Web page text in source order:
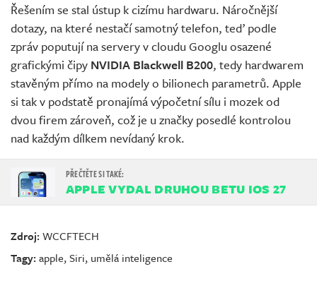
Řešením se stal ústup k cizímu hardwaru. Náročnější
dotazy, na které nestačí samotný telefon, teď podle
zpráv poputují na servery v cloudu Googlu osazené
grafickými čipy NVIDIA Blackwell B200, tedy hardwarem
stavěným přímo na modely o bilionech parametrů. Apple
si tak v podstatě pronajímá výpočetní sílu i mozek od
dvou firem zároveň, což je u značky posedlé kontrolou
nad každým dílkem nevídaný krok.
APPLE VYDAL DRUHOU BETU IOS 27
Zdroj:WCCFTECH
Tagy:apple,Siri, umělá inteligence